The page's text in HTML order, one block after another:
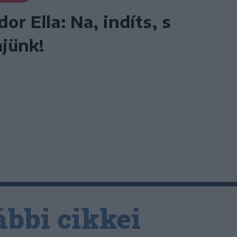
Ella: Na, indíts, s
cikkei